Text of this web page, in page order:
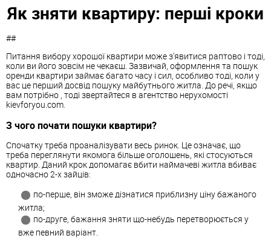
Як зняти квартиру: перші кроки
##
Питання вибору хорошої квартири може з'явитися раптово і тоді,
коли ви його зовсім не чекаєш. Зазвичай, оформлення та пошук
оренди квартири займає багато часу і сил, особливо тоді, коли у
вас це перший досвід пошуку майбутнього житла. До речі, якщо
вам потрібно , тоді звертайтеся в агентство нерухомості
kievforyou.com.
З чого почати пошуки квартири?
Спочатку треба проаналізувати весь ринок. Це означає, що
треба переглянути якомога більше оголошень, які стосуються
квартир. Даний крок допомагає вбити наймачеві житла вбиває
одночасно 2-х зайців:
по-перше, він зможе дізнатися приблизну ціну бажаного
житла;
по-друге, бажання зняти що-небудь перетворюється у
вже певний варіант.